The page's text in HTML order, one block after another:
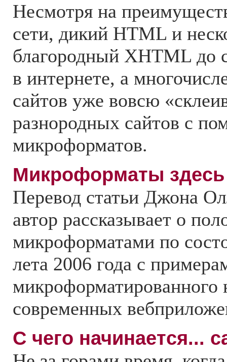
Несмотря на
сети, дикий HTML и
благородный XHTML до
в интернете, а
сайтов уже вовсю
разнородных сайтов с
микроформатов.
Микроформаты здесь
Перевод статьи Джона
автор рассказывает о
микроформатами по
лета 2006 года с
микроформатированного
современных
С чего начинается...